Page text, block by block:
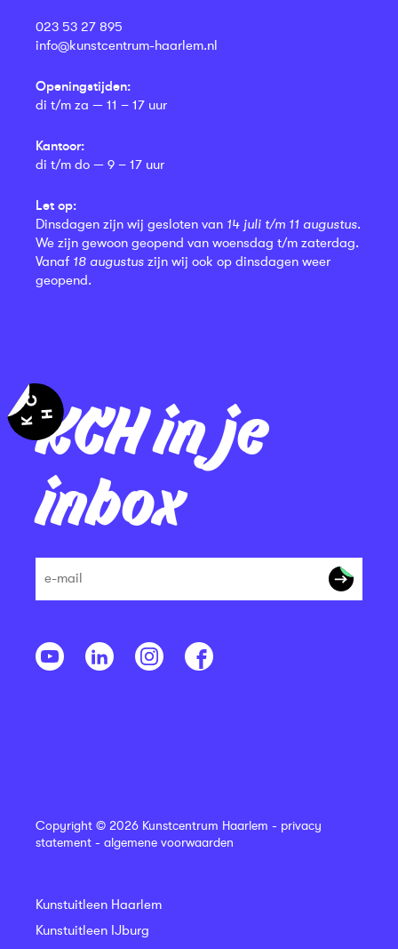
KCH in je
inbox
023 53 27 895
info@kunstcentrum-haarlem.nl
Openingstijden:
di t/m za — 11 – 17 uur
Kantoor:
di t/m do — 9 – 17 uur
Let op:
Dinsdagen zijn wij gesloten van 14 juli t/m 11 augustus.
We zijn gewoon geopend van woensdag t/m zaterdag.
Vanaf 18 augustus zijn wij ook op dinsdagen weer
geopend.
Copyright © 2026 Kunstcentrum Haarlem - privacy
statement - algemene voorwaarden
Kunstuitleen Haarlem
Kunstuitleen IJburg